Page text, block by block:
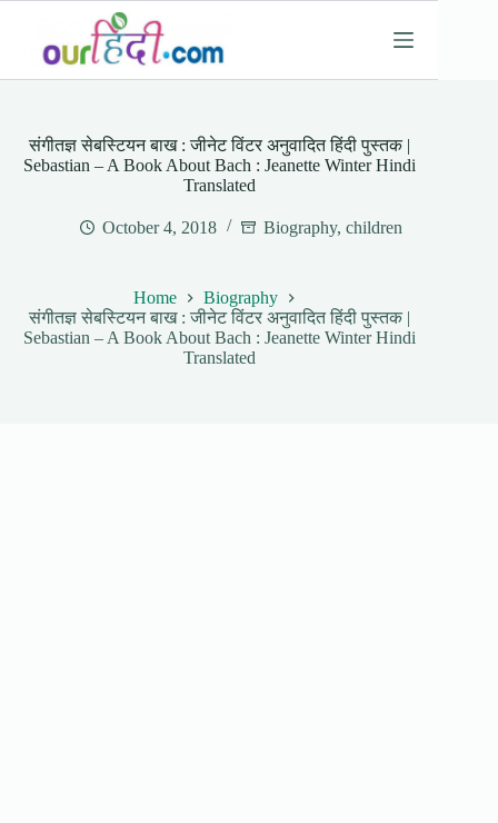
content
संगीतज्ञ सेबस्टियन बाख : जीनेट विंटर अनुवादित हिंदी पुस्तक |
Sebastian – A Book About Bach : Jeanette Winter Hindi
Translated
October 4, 2018 Biography,children
Home
Biography
संगीतज्ञ सेबस्टियन बाख : जीनेट विंटर अनुवादित हिंदी पुस्तक |
Sebastian – A Book About Bach : Jeanette Winter Hindi
Translated